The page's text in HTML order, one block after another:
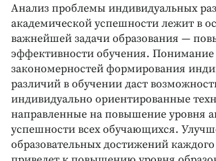
Анализ проблемы индивидуальных
академической успешности лежит в
важнейшей задачи образования —
эффективности обучения. Понимание
закономерностей формирования
различий в обучении даст
индивидуально ориентированные
направленные на повышение уровня
успешности всех обучающихся.
образовательных достижений